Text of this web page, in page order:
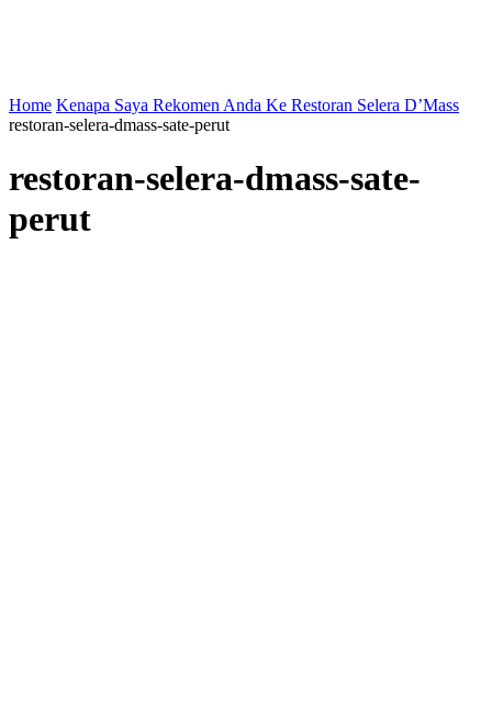
Home Kenapa Saya Rekomen Anda Ke Restoran Selera D’Mass
restoran-selera-dmass-sate-perut
restoran-selera-dmass-sate-
perut